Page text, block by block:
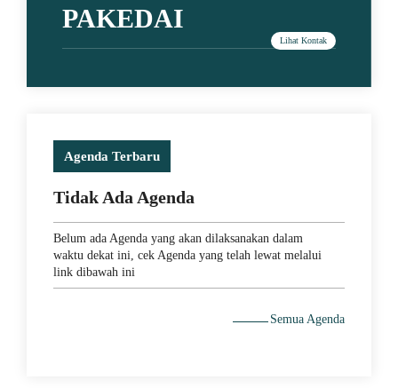
PAKEDAI
Agenda Terbaru
Tidak Ada Agenda
Belum ada Agenda yang akan dilaksanakan dalam
waktu dekat ini, cek Agenda yang telah lewat melalui
link dibawah ini
Semua Agenda